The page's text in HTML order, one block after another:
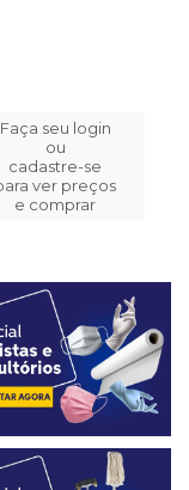
Faça seu login
ou
cadastre-se
ver preços
e comprar